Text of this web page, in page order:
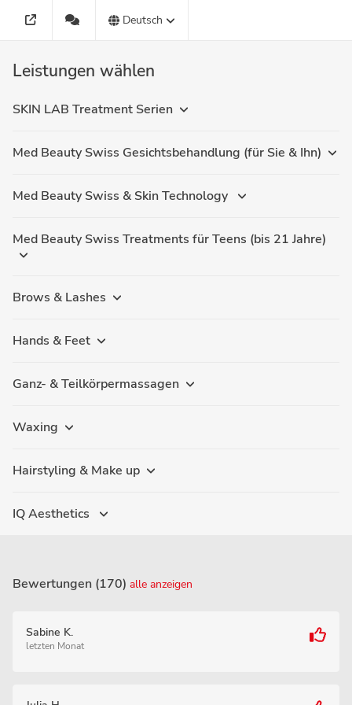
Deutsch
Leistungen wählen
SKIN LAB Treatment Serien
Med Beauty Swiss Gesichtsbehandlung (für Sie & Ihn)
Med Beauty Swiss & Skin Technology
Med Beauty Swiss Treatments für Teens (bis 21 Jahre)
Brows & Lashes
Hands & Feet
Ganz- & Teilkörpermassagen
Waxing
Hairstyling & Make up
IQ Aesthetics
Bewertungen (170) alle anzeigen
Sabine K.
letzten Monat